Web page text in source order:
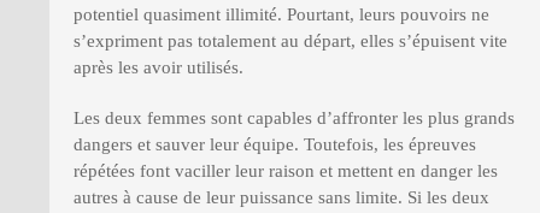
potentiel quasiment illimité. Pourtant, leurs pouvoirs ne
s’expriment pas totalement au départ, elles s’épuisent vite
après les avoir utilisés.
Les deux femmes sont capables d’affronter les plus grands
dangers et sauver leur équipe. Toutefois, les épreuves
répétées font vaciller leur raison et mettent en danger les
autres à cause de leur puissance sans limite. Si les deux